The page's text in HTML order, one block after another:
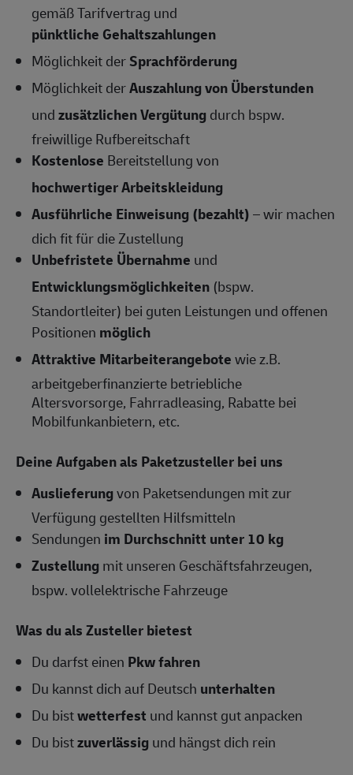
gemäß Tarifvertrag und
pünktliche Gehaltszahlungen
Möglichkeit derSprachförderung
Möglichkeit derAuszahlung von Überstunden
undzusätzlichen Vergütungdurch bspw.
freiwillige Rufbereitschaft
Kostenlose Bereitstellung von
hochwertiger Arbeitskleidung
Ausführliche Einweisung (bezahlt)– wir machen
dich fit für die Zustellung
Unbefristete Übernahme und
Entwicklungsmöglichkeiten (bspw.
Standortleiter) bei guten Leistungen und offenen
Positionen möglich
Attraktive Mitarbeiterangebotewie z.B.
arbeitgeberfinanzierte betriebliche
Altersvorsorge, Fahrradleasing, Rabatte bei
Mobilfunkanbietern, etc.
Deine Aufgaben als Paketzusteller bei uns
Auslieferungvon Paketsendungen mit zur
Verfügung gestellten Hilfsmitteln
Sendungen im Durchschnitt unter 10 kg
Zustellungmit unseren Geschäftsfahrzeugen,
bspw. vollelektrische Fahrzeuge
Was du als Zusteller bietest
Du darfst einen Pkw fahren
Du kannst dich auf Deutsch unterhalten
Du bistwetterfest und kannst gut anpacken
Du bistzuverlässigund hängst dich rein